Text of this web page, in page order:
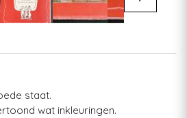
staat.
wat inkleuringen.